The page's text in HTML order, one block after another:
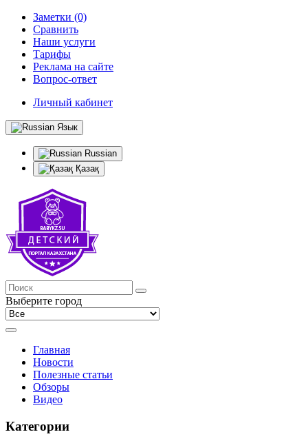
Заметки (0)
Сравнить
Наши услуги
Тарифы
Реклама на сайте
Вопрос-ответ
Личный кабинет
Язык
Russian
Қазақ
Выберите город
Главная
Новости
Полезные статьи
Обзоры
Видео
Категории